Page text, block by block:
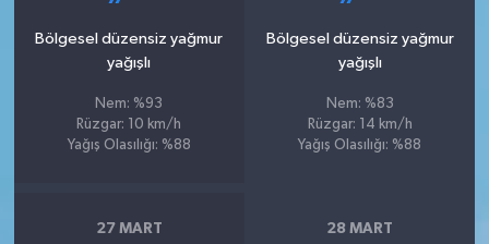
Bölgesel düzensiz yağmur
yağışlı
Nem: %93
Rüzgar: 10 km/h
Yağış Olasılığı: %88
Bölgesel düzensiz yağmur
yağışlı
Nem: %83
Rüzgar: 14 km/h
Yağış Olasılığı: %88
27 MART 28 MART